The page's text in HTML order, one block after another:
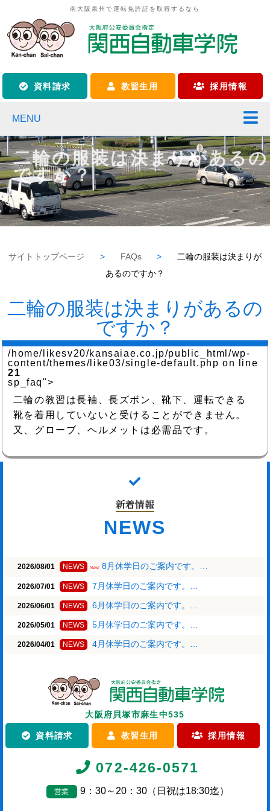
南大阪泉州で運転免許証を取得するなら
資料請求 教習生用 採用情報
MENU
二輪の服装は決まりがあるの
ですか？
サイトトップページ > FAQs >
二輪の服装は決まりが
あるのですか？
二輪の服装は決まりがあるの
ですか？
/home/likesv20/kansaiae.co.jp/public_html/wp-
content/themes/like03/single-default.php on line
21
sp_faq">
二輪の教習は長袖、長ズボン、靴下、運転できる
靴を着用していないと受けることができません。
又、グローブ、ヘルメットは必需品です。
新着情報
NEWS
2026/08/01 NEWS New! 8月休学日のご案内です。…
2026/07/01 NEWS 7月休学日のご案内です。…
2026/06/01 NEWS 6月休学日のご案内です。…
2026/05/01 NEWS 5月休学日のご案内です。…
2026/04/01 NEWS 4月休学日のご案内です。…
大阪府貝塚市麻生中535
資料請求 教習生用 採用情報
072-426-0571
営業 9：30～20：30（日祝は18:30迄）